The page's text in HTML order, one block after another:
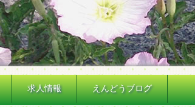
求人情報 えんどうブログ